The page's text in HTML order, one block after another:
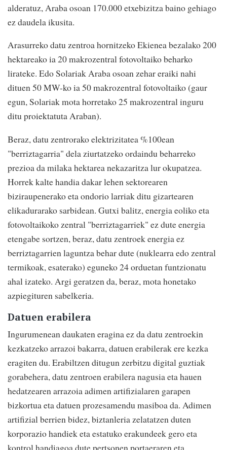
alderatuz, Araba osoan 170.000 etxebizitza baino gehiago
ez daudela ikusita.
Arasurreko datu zentroa hornitzeko Ekienea bezalako 200
hektareako ia 20 makrozentral fotovoltaiko beharko
lirateke. Edo Solariak Araba osoan zehar eraiki nahi
dituen 50 MW-ko ia 50 makrozentral fotovoltaiko (gaur
egun, Solariak mota horretako 25 makrozentral inguru
ditu proiektatuta Araban).
Beraz, datu zentrorako elektrizitatea %100ean
"berriztagarria" dela ziurtatzeko ordaindu beharreko
prezioa da milaka hektarea nekazaritza lur okupatzea.
Horrek kalte handia dakar lehen sektorearen
biziraupenerako eta ondorio larriak ditu gizartearen
elikadurarako sarbidean. Gutxi balitz, energia eoliko eta
fotovoltaikoko zentral "berriztagarriek" ez dute energia
etengabe sortzen, beraz, datu zentroek energia ez
berriztagarrien laguntza behar dute (nuklearra edo zentral
termikoak, esaterako) eguneko 24 orduetan funtzionatu
ahal izateko. Argi geratzen da, beraz, mota honetako
azpiegituren sabelkeria.
Datuen erabilera
Ingurumenean daukaten eragina ez da datu zentroekin
kezkatzeko arrazoi bakarra, datuen erabilerak ere kezka
eragiten du. Erabiltzen ditugun zerbitzu digital guztiak
gorabehera, datu zentroen erabilera nagusia eta hauen
hedatzearen arrazoia adimen artifizialaren garapen
bizkortua eta datuen prozesamendu masiboa da. Adimen
artifizial berrien bidez, biztanleria zelatatzen duten
korporazio handiek eta estatuko erakundeek gero eta